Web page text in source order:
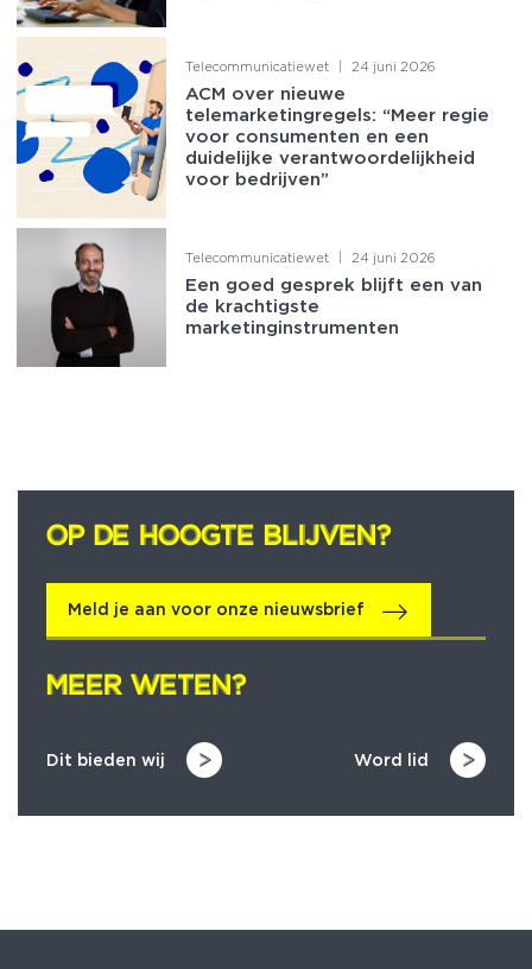
Telecommunicatiewet 24 juni 2026
ACM over nieuwe
telemarketingregels: “Meer regie
voor consumenten en een
duidelijke verantwoordelijkheid
voor bedrijven”
Telecommunicatiewet 24 juni 2026
Een goed gesprek blijft een van
de krachtigste
marketinginstrumenten
OP DE HOOGTE BLIJVEN?
OP DE HOOGTE BLIJVEN?
Meld je aan voor onze nieuwsbrief
MEER WETEN?
MEER WETEN?
Dit bieden wij Word lid